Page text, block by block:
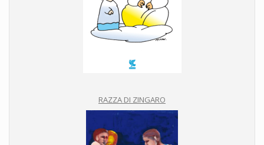
RAZZA DI ZINGARO